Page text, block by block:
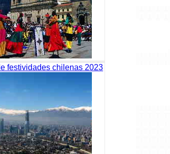
festividades chilenas 2023